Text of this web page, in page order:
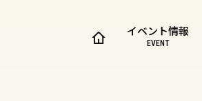
イベント情報
EVENT